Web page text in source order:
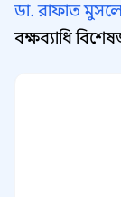
ডা. রাফাত
বক্ষব্যাধি